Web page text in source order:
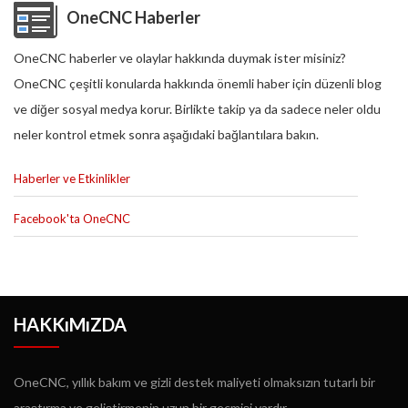
OneCNC Haberler
OneCNC haberler ve olaylar hakkında duymak ister misiniz?
OneCNC çeşitli konularda hakkında önemli haber için düzenli blog
ve diğer sosyal medya korur. Birlikte takip ya da sadece neler oldu
neler kontrol etmek sonra aşağıdaki bağlantılara bakın.
Haberler ve Etkinlikler
Facebook'ta OneCNC
HAKKıMıZDA
OneCNC, yıllık bakım ve gizli destek maliyeti olmaksızın tutarlı bir